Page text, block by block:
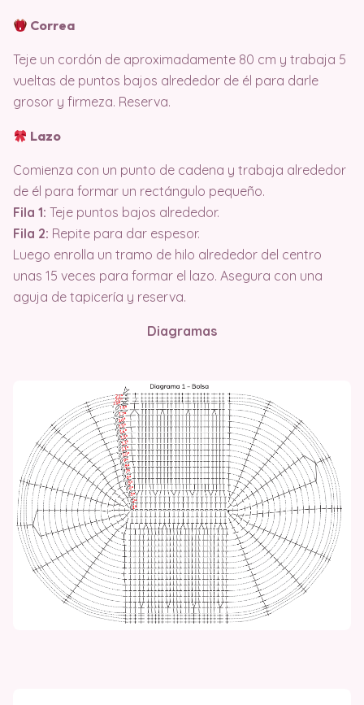
Correa
Teje un cordón de aproximadamente 80 cm y trabaja 5
vueltas de puntos bajos alrededor de él para darle
grosor y firmeza. Reserva.
Lazo
Comienza con un punto de cadena y trabaja alrededor
de él para formar un rectángulo pequeño.
Fila 1: Teje puntos bajos alrededor.
Fila 2: Repite para dar espesor.
Luego enrolla un tramo de hilo alrededor del centro
unas 15 veces para formar el lazo. Asegura con una
aguja de tapicería y reserva.
Diagramas